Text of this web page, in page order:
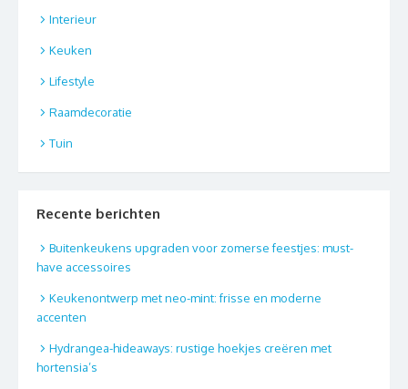
Interieur
Keuken
Lifestyle
Raamdecoratie
Tuin
Recente berichten
Buitenkeukens upgraden voor zomerse feestjes: must-
have accessoires
Keukenontwerp met neo-mint: frisse en moderne
accenten
Hydrangea-hideaways: rustige hoekjes creëren met
hortensia’s